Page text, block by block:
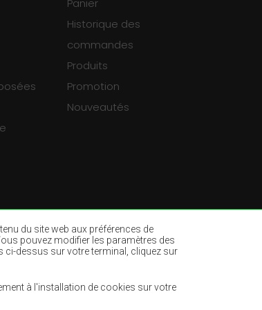
du site web aux préférences de
pouvez modifier les paramètres des
ci-dessus sur votre terminal, cliquez sur
à l'installation de cookies sur votre
Panier
Historique des
commandes
Produits
Promotion
Nouveautés
Tapis marron clair